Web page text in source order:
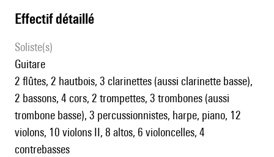
effectif détaillé
Soliste(s)
guitare
2 flûtes, 2 hautbois, 3 clarinettes (aussi clarinette basse),
2 bassons, 4 cors, 2 trompettes, 3 trombones (aussi
trombone basse), 3 percussionnistes, harpe, piano, 12
violons, 10 violons II, 8 altos, 6 violoncelles, 4
contrebasses